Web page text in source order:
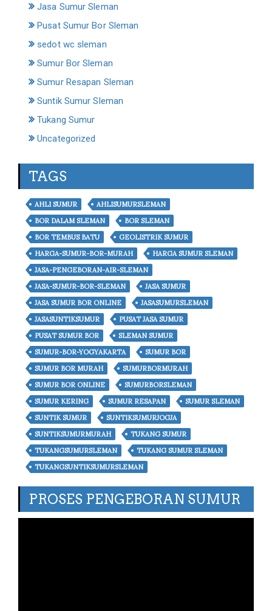
Jasa Sumur Sleman
Pusat Sumur Bor Sleman
sedot wc sleman
Sumur Bor Sleman
Sumur Resapan Sleman
Suntik Sumur Sleman
Tukang Sumur
Uncategorized
TAGS
AHLI SUMUR
AHLISUMURSLEMAN
BOR DALAM SLEMAN
BOR SLEMAN
BOR TEMBUS BATU
GEOLISTRIK SUMUR
HARGA-SUMUR-BOR-MURAH
HARGA SUMUR SLEMAN
JASA-PENGEBORAN-AIR-SLEMAN
JASA-SUMUR-BOR-SLEMAN
JASA SUMUR
JASA SUMUR BOR ONLINE
JASASUMURSLEMAN
JASASUNTIKSUMUR
PUSAT JASA SUMUR
PUSAT SUMUR BOR
SLEMAN SUMUR
SUMUR-BOR-YOGYAKARTA
SUMUR BOR
SUMUR BOR MURAH
SUMURBORMURAH
SUMUR BOR ONLINE
SUMURBORSLEMAN
SUMUR KERING
SUMUR RESAPAN
SUMUR SLEMAN
SUNTIK SUMUR
SUNTIKSUMURJOGJA
SUNTIKSUMURMURAH
TUKANG SUMUR
TUKANGSUMURSLEMAN
TUKANG SUMUR SLEMAN
TUKANGSUNTIKSUMURSLEMAN
PROSES PENGEBORAN SUMUR